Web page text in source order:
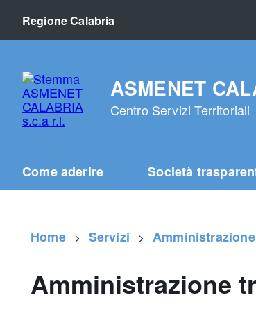
Regione Calabria
ASMENET
Centro Servizi Territoriali
Come aderire Società
Home Servizi
Amministrazione